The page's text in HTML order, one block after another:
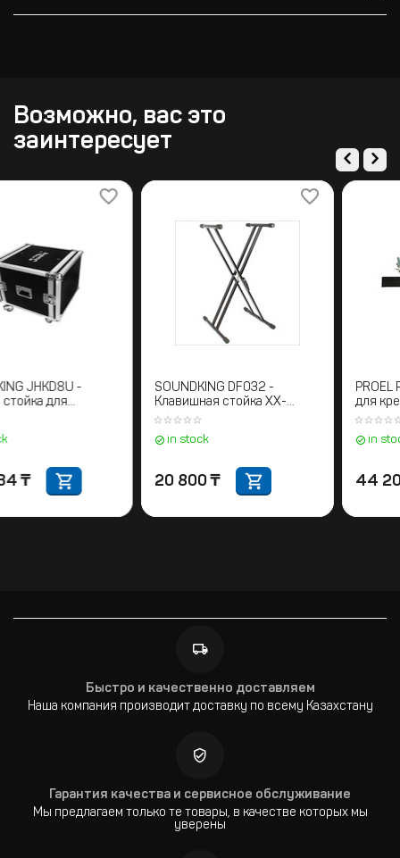
Возможно, вас это
заинтересует
SOUNDKING JHKD8U -
Рэковая стойка для
крышками, 8U
237 334₸
SOUNDKING DF032 -
Клавишная стойка ХХ-
20 800₸
Быстро и качественно доставляем
Наша компания производит доставку по всему Казахстану
Гарантия качества и сервисное обслуживание
Мы предлагаем только те товары, в качестве которых мы
уверены